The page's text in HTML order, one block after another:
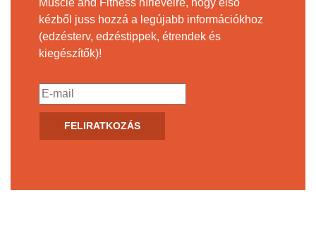
Muscle and Fitness hírlevélre, hogy első
kézből juss hozzá a legújabb információkhoz
(edzésterv, edzéstippek, étrendek és
kiegészítők)!